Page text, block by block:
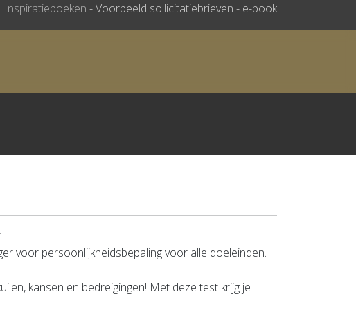
Inspiratieboeken -Voorbeeld sollicitatiebrieven - e-book
voor persoonlijkheidsbepaling voor alle doeleinden.
kansen en bedreigingen! Met deze test krijg je